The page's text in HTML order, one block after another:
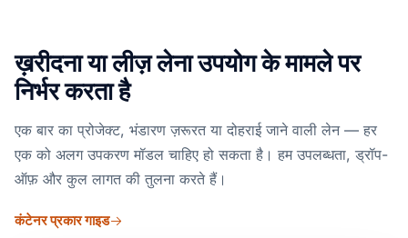
ख़रीदना या लीज़ लेना उपयोग के मामले पर
निर्भर करता है
एक बार का प्रोजेक्ट, भंडारण ज़रूरत या दोहराई जाने वाली लेन — हर
एक को अलग उपकरण मॉडल चाहिए हो सकता है। हम उपलब्धता, ड्रॉप-
ऑफ़ और कुल लागत की तुलना करते हैं।
कंटेनर प्रकार गाइड